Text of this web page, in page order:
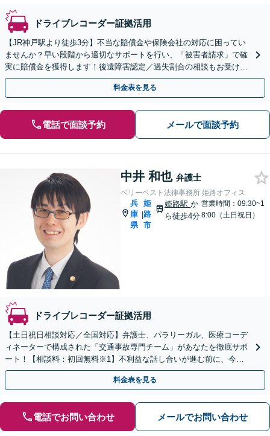
ドライブレコーダー証拠活用
【JR神戸駅より徒歩3分】不当な賠償金や保険会社の対応に困ってい
ませんか？早い段階から適切なサポートを行い、「被害者請求」で確
実に賠償金を獲得します！後遺障害認定／過失割合の相談もお受けし
ます【初回のご相談無料】【土日・夜間の受付可能】
料金表を見る
電話で面談予約 メールで面談予約
中井 和也 弁護士
ベリーベスト法律事務所 姫路オフィス
兵
庫
県
|
姫
路
市
姫路駅か
ら徒歩4分
営業時間：09:30~1
8:00（土日祝日）
ドライブレコーダー証拠活用
【土日祝日相談対応／全国対応】弁護士、パラリーガル、医療コーデ
ィネーターで構成された「交通事故専門チーム」があなたを徹底サポ
ート！【相談料：初回無料※1】不利益な話し合いが進む前に、今す
ぐ相談！
料金表を見る
電話でお問い合わせ メールでお問い合わせ